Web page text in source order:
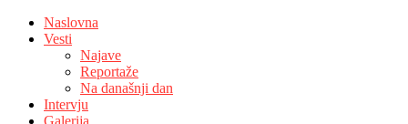
Naslovna
Vesti
Najave
Reportaže
Na današnji dan
Intervju
Galerija